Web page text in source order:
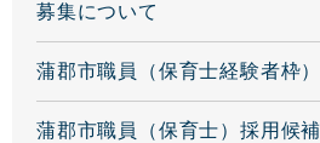
募集について
蒲郡市職員（保育士経験者枠
蒲郡市職員（保育士）採用候